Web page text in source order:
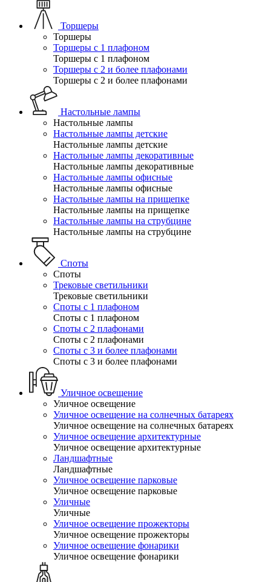
Торшеры
Торшеры
Торшеры с 1 плафоном
Торшеры с 1 плафоном
Торшеры с 2 и более плафонами
Торшеры с 2 и более плафонами
Настольные лампы
Настольные лампы
Настольные лампы детские
Настольные лампы детские
Настольные лампы декоративные
Настольные лампы декоративные
Настольные лампы офисные
Настольные лампы офисные
Настольные лампы на прищепке
Настольные лампы на прищепке
Настольные лампы на струбцине
Настольные лампы на струбцине
Споты
Споты
Трековые светильники
Трековые светильники
Споты с 1 плафоном
Споты с 1 плафоном
Споты с 2 плафонами
Споты с 2 плафонами
Споты с 3 и более плафонами
Споты с 3 и более плафонами
Уличное освещение
Уличное освещение
Уличное освещение на солнечных батареях
Уличное освещение на солнечных батареях
Уличное освещение архитектурные
Уличное освещение архитектурные
Ландшафтные
Ландшафтные
Уличное освещение парковые
Уличное освещение парковые
Уличные
Уличные
Уличное освещение прожекторы
Уличное освещение прожекторы
Уличное освещение фонарики
Уличное освещение фонарики